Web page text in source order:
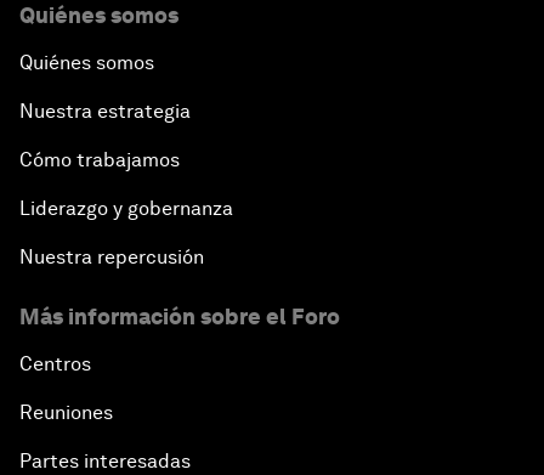
Quiénes somos
Quiénes somos
Nuestra estrategia
Cómo trabajamos
Liderazgo y gobernanza
Nuestra repercusión
Más información sobre el Foro
Centros
Reuniones
Partes interesadas